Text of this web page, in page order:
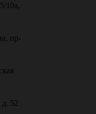
10а,
пр-
52